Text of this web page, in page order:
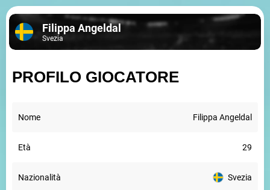
Filippa Angeldal
Svezia
PROFILO GIOCATORE
Nome Filippa Angeldal
Età 29
Nazionalità Svezia